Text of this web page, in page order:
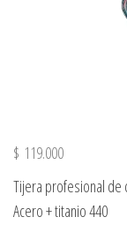
$ 119.000
Tijera profesional de
Acero + titanio 440